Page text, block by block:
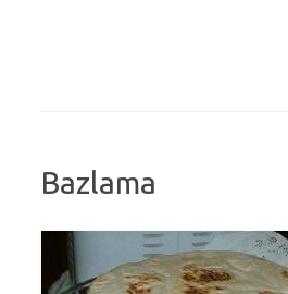
Bazlama